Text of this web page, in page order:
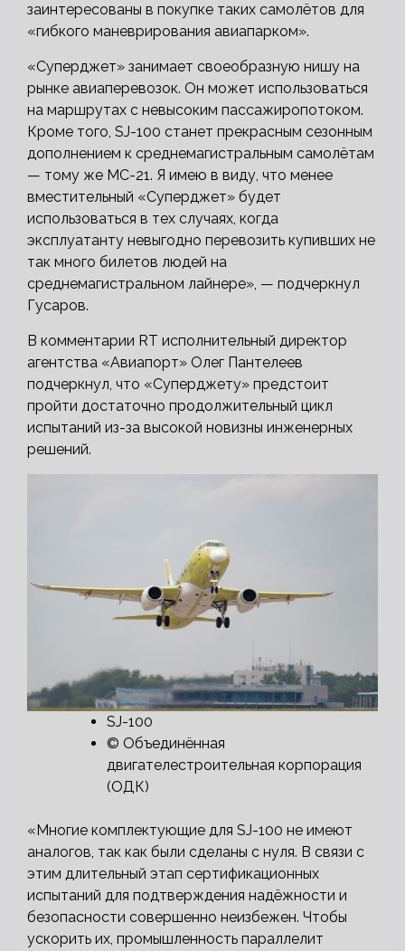
заинтересованы в покупке таких самолётов для
«гибкого маневрирования авиапарком».
«Суперджет» занимает своеобразную нишу на
рынке авиаперевозок. Он может использоваться
на маршрутах с невысоким пассажиропотоком.
Кроме того, SJ-100 станет прекрасным сезонным
дополнением к среднемагистральным самолётам
— тому же МС-21. Я имею в виду, что менее
вместительный «Суперджет» будет
использоваться в тех случаях, когда
эксплуатанту невыгодно перевозить купивших не
так много билетов людей на
среднемагистральном лайнере», — подчеркнул
Гусаров.
В комментарии RT исполнительный директор
агентства «Авиапорт» Олег Пантелеев
подчеркнул, что «Суперджету» предстоит
пройти достаточно продолжительный цикл
испытаний из-за высокой новизны инженерных
решений.
SJ-100
© Объединённая
двигателестроительная корпорация
(ОДК)
«Многие комплектующие для SJ-100 не имеют
аналогов, так как были сделаны с нуля. В связи с
этим длительный этап сертификационных
испытаний для подтверждения надёжности и
безопасности совершенно неизбежен. Чтобы
ускорить их, промышленность параллелит